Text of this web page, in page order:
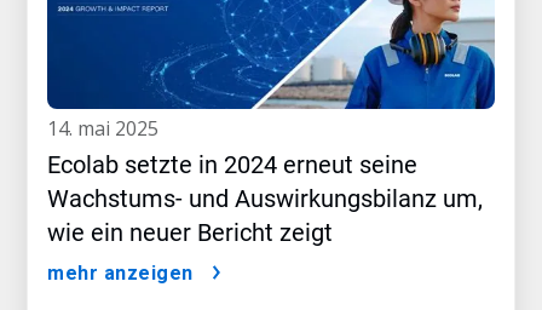
14. mai 2025
Ecolab setzte in 2024 erneut seine
Wachstums- und Auswirkungsbilanz um,
wie ein neuer Bericht zeigt
mehr anzeigen